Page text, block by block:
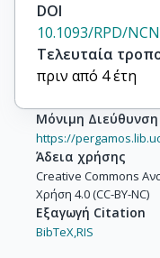
DOI
10.1093/RPD/
Τελευταία
πριν από 4 έτη
Μόνιμη Διεύθυνση
https://
Άδεια χρήσης
Creative Commons
Χρήση 4.0 (CC-BY-NC)
Εξαγωγή Citation
BibTeX,RIS